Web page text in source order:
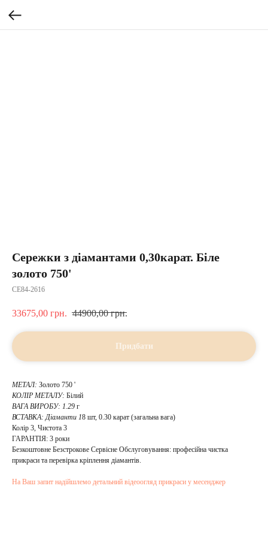
Сережки з діамантами 0,30карат. Біле
золото 750'
CE84-2616
33675,00 грн. 44900,00 грн.
Придбати
МЕТАЛ: Золото 750 '
КОЛІР МЕТАЛУ: Білий
ВАГА ВИРОБУ: 1.29 г
ВСТАВКА: Діаманти 18 шт, 0.30 карат (загальна вага)
Колір 3, Чистота 3
ГАРАНТІЯ: 3 роки
Безкоштовне Безстрокове Сервісне Обслуговування: професійна чистка
прикраси та перевірка кріплення діамантів.
На Ваш запит надійшлемо детальний відеоогляд прикраси у месенджер